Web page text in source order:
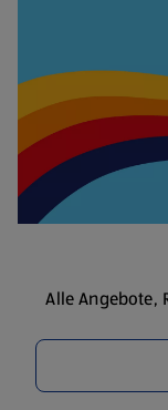
Alle Angebote,